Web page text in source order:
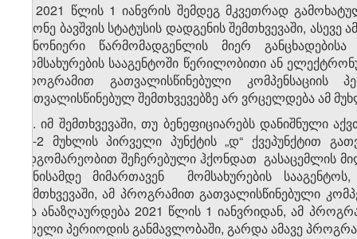
7. 2021 წლის 1 იანვრის შემდეგ მკვეთრად
მქონე ბავშვის სტატუსის დადგენის შემთხვევაში,
კანონიერი წარმომადგენლის მიერ
მომსახურების სააგენტოში წერილობითი ან
პროგრამით გათვალისწინებული
გათვალისწინებულ შემთხვევებზე არ ვრცელდება ამ
. იმ შემთხვევაში, თუ ბენეფიციარებს დანიშნული
მე-2 მუხლის პირველი პუნქტის „დ“ ქვეპუნქტით
მდგომარეობით შეჩერებული ჰქონდათ გასაცემლის
ივნისამდე მიმართავენ მომსახურების
შემთხვევაში, ამ პროგრამით გათვალისწინებული
და ანაზღაურდება 2021 წლის 1 იანვრიდან, ამ
მთელი პერიოდის განმავლობაში, გარდა ამავე